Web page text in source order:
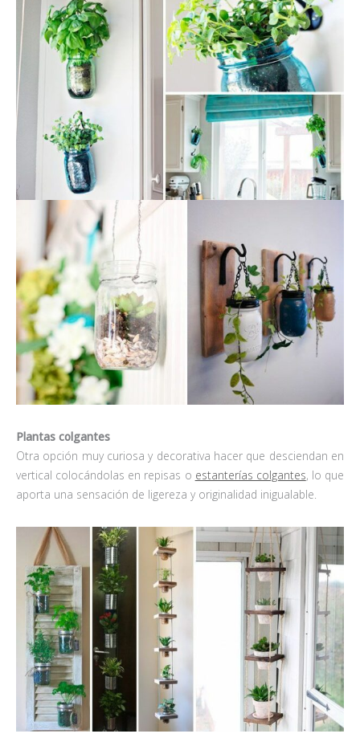
Plantas colgantes
Otra opción muy curiosa y decorativa hacer que desciendan en
vertical colocándolas en repisas o estanterías colgantes, lo que
aporta una sensación de ligereza y originalidad inigualable.